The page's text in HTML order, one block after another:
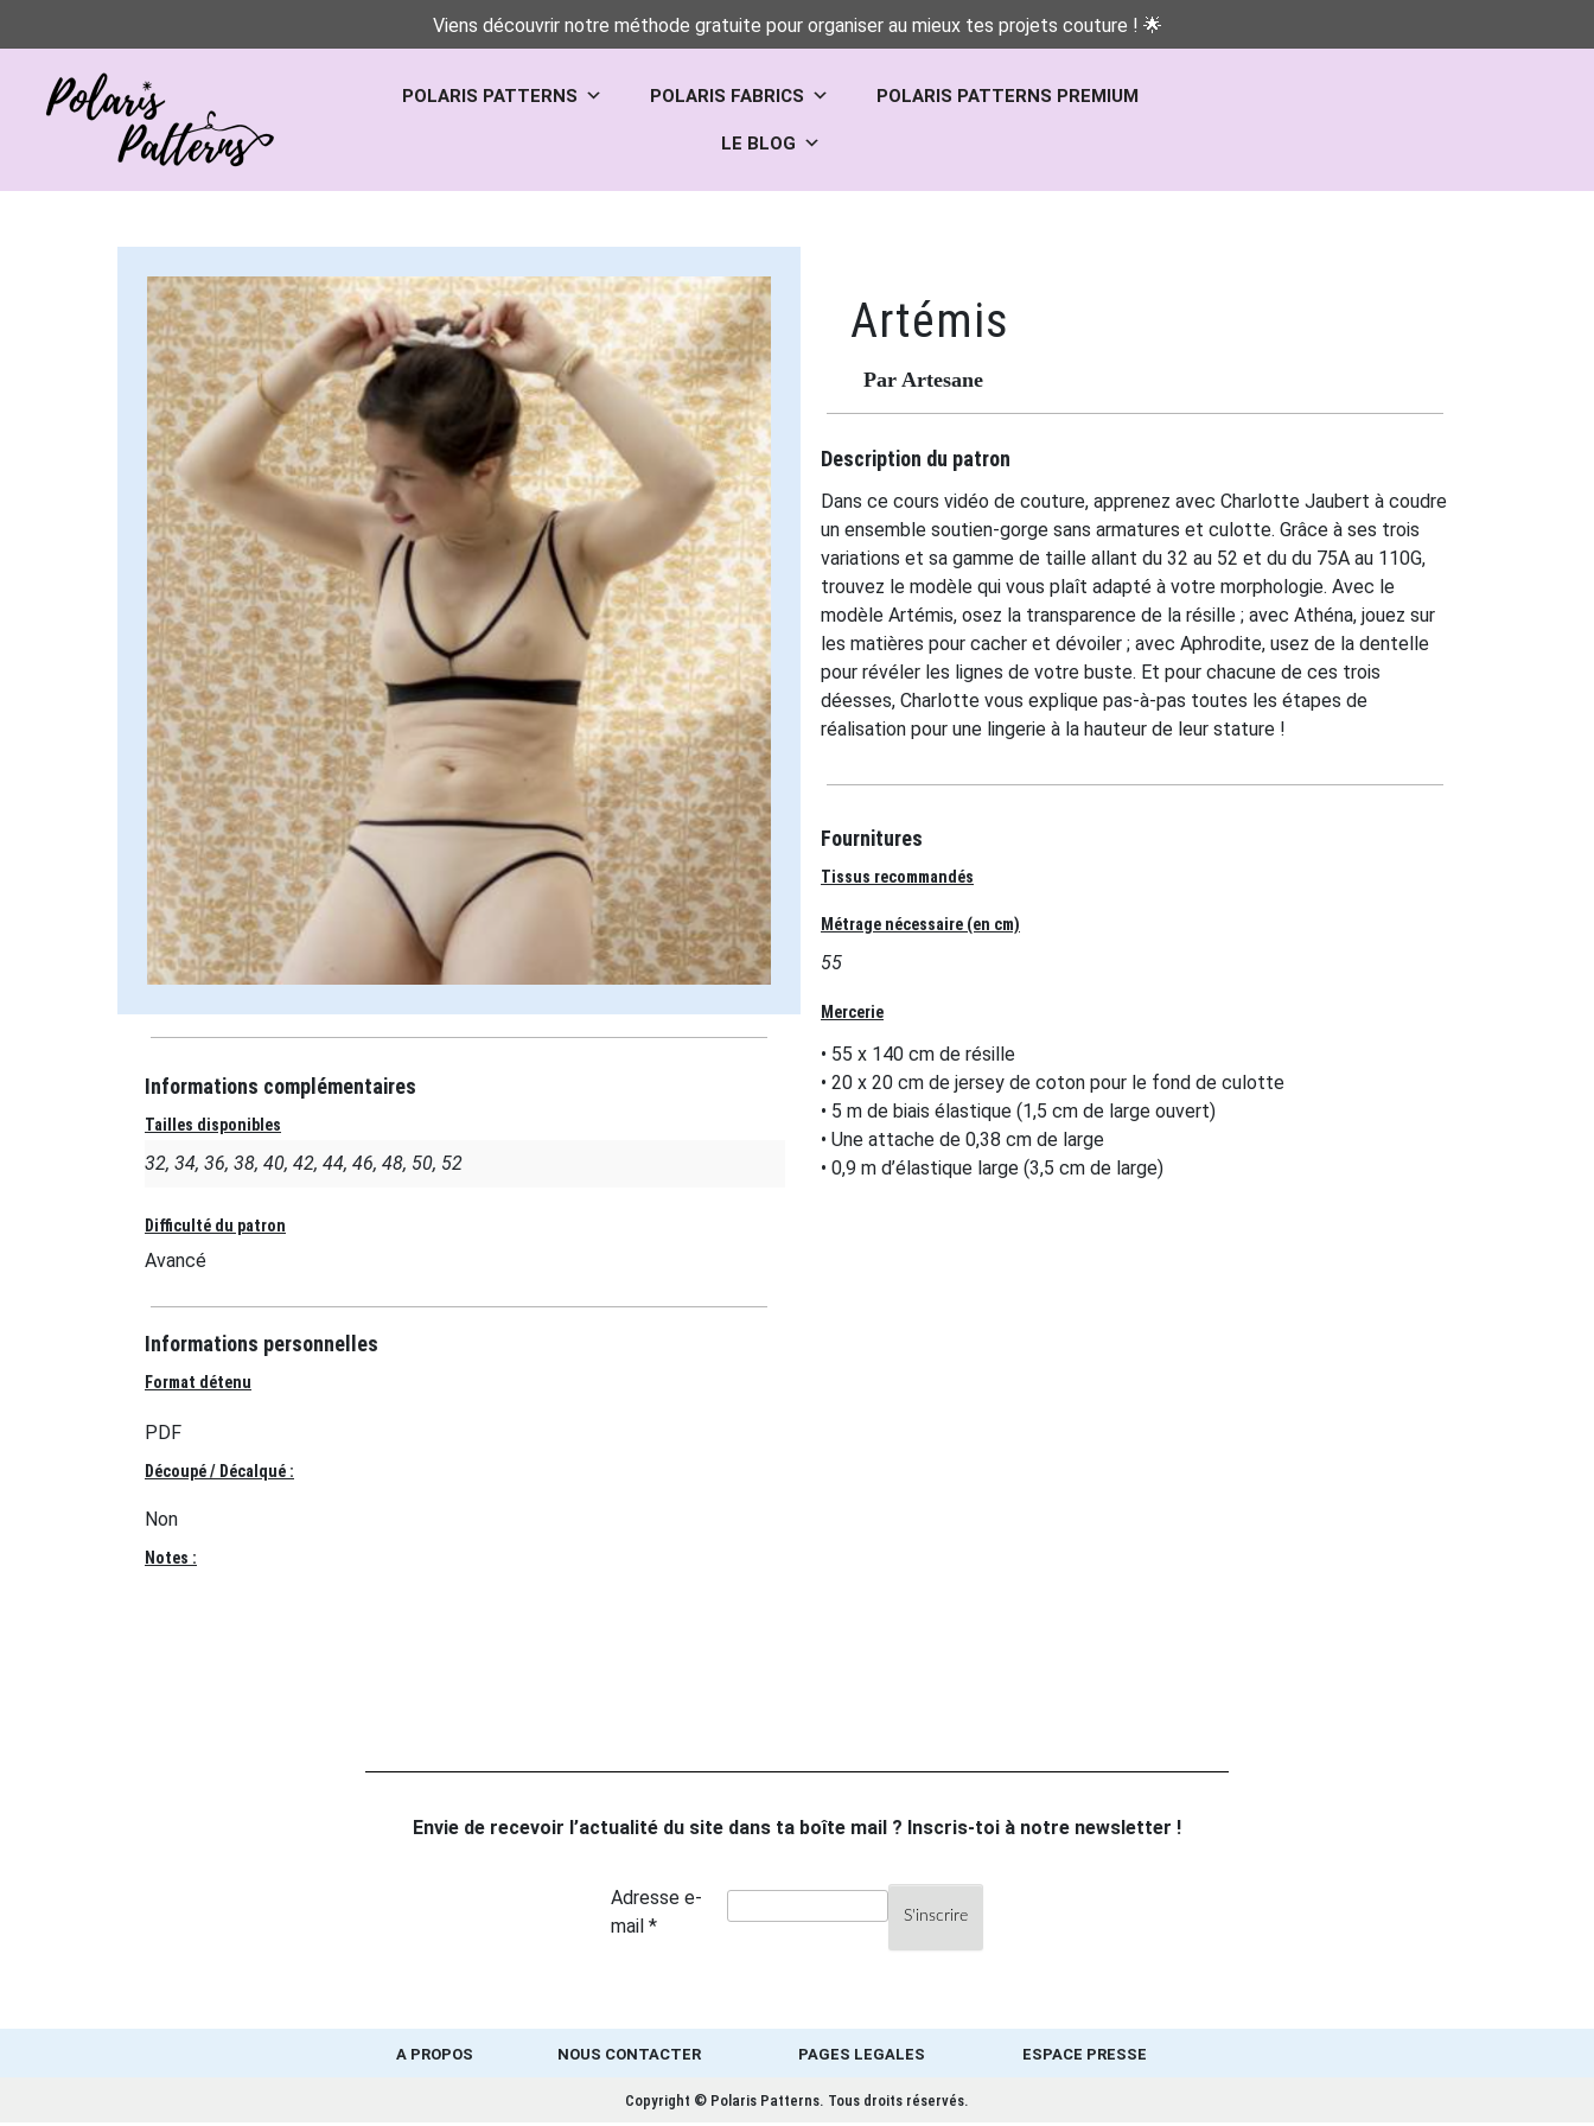
Viens découvrir notre méthode gratuite pour organiser au mieux tes projets couture ! 🌟
POLARIS PATTERNS POLARIS FABRICS POLARIS PATTERNS PREMIUM
LE BLOG
Informations complémentaires
Tailles disponibles
32, 34, 36, 38, 40, 42, 44, 46, 48, 50, 52
Difficulté du patron
Avancé
Informations personnelles
Format détenu
PDF
Découpé / Décalqué :
Non
Notes :
Artémis
Par Artesane
Description du patron
Dans ce cours vidéo de couture, apprenez avec Charlotte Jaubert à coudre
un ensemble soutien-gorge sans armatures et culotte. Grâce à ses trois
variations et sa gamme de taille allant du 32 au 52 et du du 75A au 110G,
trouvez le modèle qui vous plaît adapté à votre morphologie. Avec le
modèle Artémis, osez la transparence de la résille ; avec Athéna, jouez sur
les matières pour cacher et dévoiler ; avec Aphrodite, usez de la dentelle
pour révéler les lignes de votre buste. Et pour chacune de ces trois
déesses, Charlotte vous explique pas-à-pas toutes les étapes de
réalisation pour une lingerie à la hauteur de leur stature !
Fournitures
Tissus recommandés
Métrage nécessaire (en cm)
55
Mercerie
• 55 x 140 cm de résille
• 20 x 20 cm de jersey de coton pour le fond de culotte
• 5 m de biais élastique (1,5 cm de large ouvert)
• Une attache de 0,38 cm de large
• 0,9 m d’élastique large (3,5 cm de large)
Envie de recevoir l’actualité du site dans ta boîte mail ? Inscris-toi à notre newsletter !
Adresse e-
mail *
A PROPOS NOUS CONTACTER PAGES LEGALES ESPACE PRESSE
Copyright © Polaris Patterns. Tous droits réservés.